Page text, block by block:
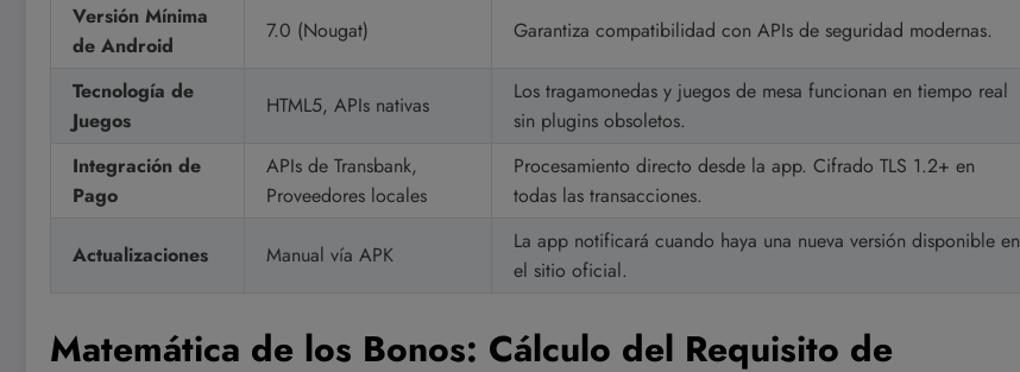
Versión Mínima
de Android
7.0 (Nougat) Garantiza compatibilidad con APIs de seguridad modernas.
Tecnología de
Juegos
HTML5, APIs nativas
Los tragamonedas y juegos de mesa funcionan en tiempo real
sin plugins obsoletos.
Integración de
Pago
APIs de Transbank,
Proveedores locales
Procesamiento directo desde la app. Cifrado TLS 1.2+ en
todas las transacciones.
Actualizaciones Manual vía APK
La app notificará cuando haya una nueva versión disponible en
el sitio oficial.
Matemática de los Bonos: Cálculo del Requisito de